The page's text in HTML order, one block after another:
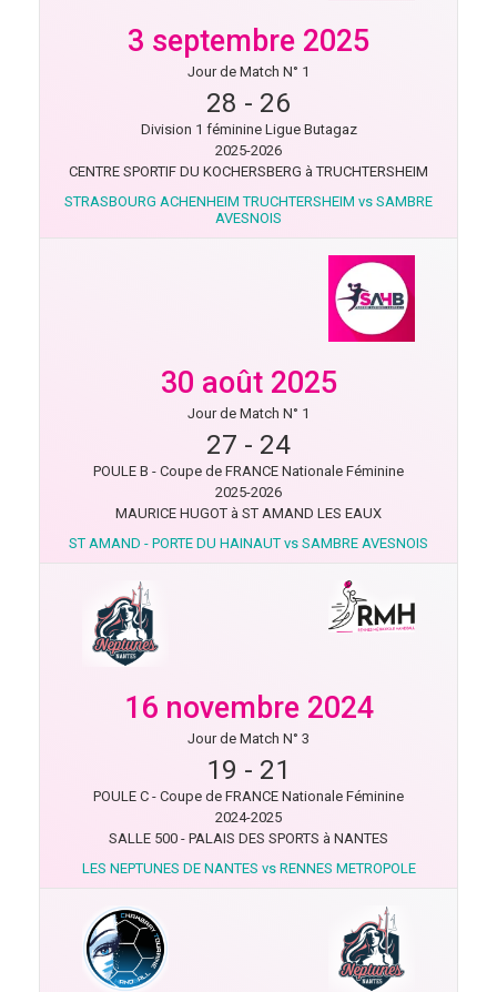
3 septembre 2025
Jour de Match N° 1
28 - 26
Division 1 féminine Ligue Butagaz
2025-2026
CENTRE SPORTIF DU KOCHERSBERG à TRUCHTERSHEIM
STRASBOURG ACHENHEIM TRUCHTERSHEIM vs SAMBRE
AVESNOIS
30 août 2025
Jour de Match N° 1
27 - 24
POULE B - Coupe de FRANCE Nationale Féminine
2025-2026
MAURICE HUGOT à ST AMAND LES EAUX
ST AMAND - PORTE DU HAINAUT vs SAMBRE AVESNOIS
16 novembre 2024
Jour de Match N° 3
19 - 21
POULE C - Coupe de FRANCE Nationale Féminine
2024-2025
SALLE 500 - PALAIS DES SPORTS à NANTES
LES NEPTUNES DE NANTES vs RENNES METROPOLE